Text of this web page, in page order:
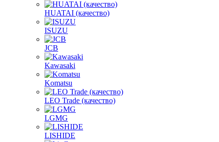
HUATAI (качество)
ISUZU
JCB
Kawasaki
Komatsu
LEO Trade (качество)
LGMG
LISHIDE